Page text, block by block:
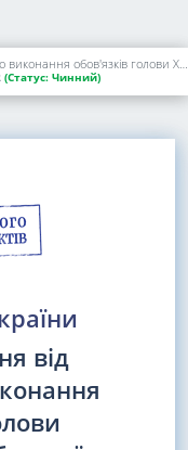
Про увільнення від тимчасового виконання обов'язків голови Херсонської обласної державної адміністрації
(Статус: Чинний)
від